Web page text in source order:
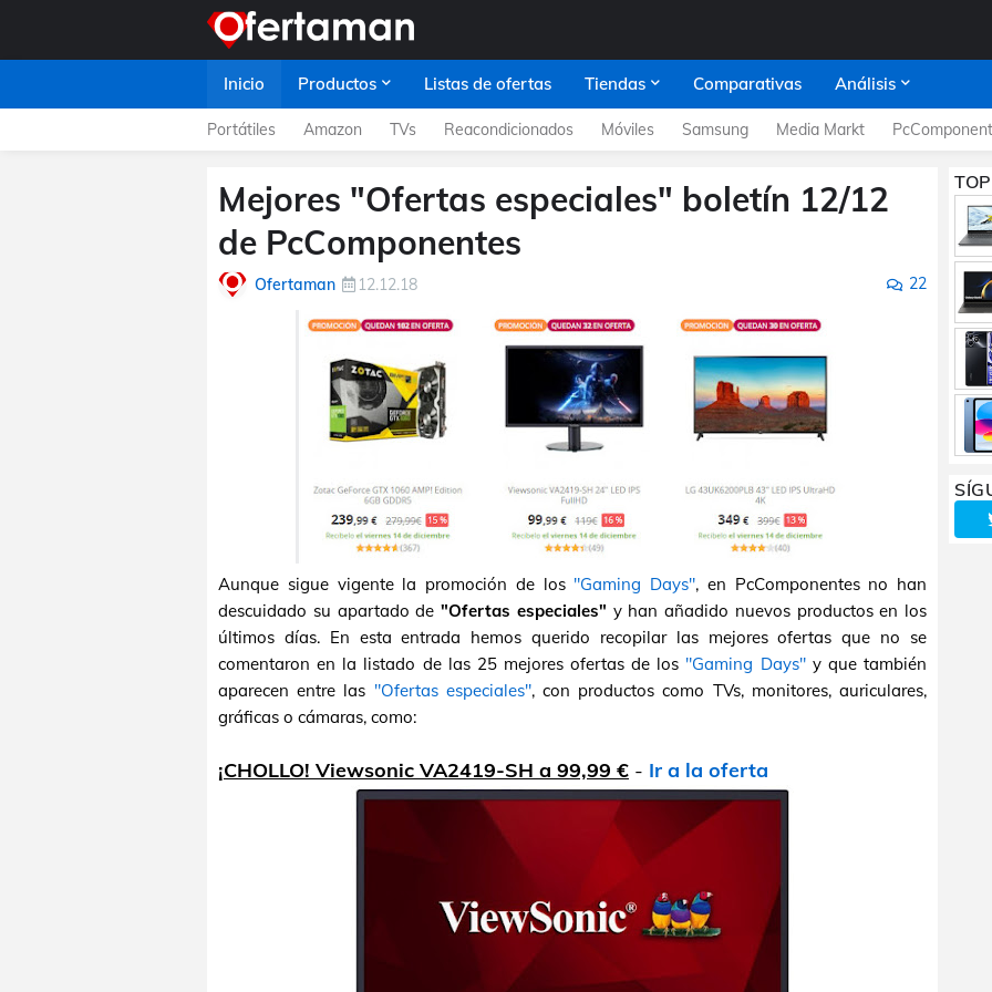
Inicio Productos Listas de ofertas Tiendas Comparativas Análisis
Portátiles Amazon TVs Reacondicionados Móviles Samsung Media Markt
Mejores "Ofertas especiales" boletín 12/12
de PcComponentes
Ofertaman 12.12.18 22
Aunque sigue vigente la promoción de los "Gaming Days", en PcComponentes no han
descuidado su apartado de "Ofertas especiales" y han añadido nuevos productos en los
últimos días. En esta entrada hemos querido recopilar las mejores ofertas que no se
comentaron en la listado de las 25 mejores ofertas de los "Gaming Days"y que también
aparecen entre las "Ofertas especiales", con productos como TVs, monitores, auriculares,
gráficas o cámaras, como:
¡CHOLLO! Viewsonic VA2419-SH a 99,99 € - Ir a la oferta